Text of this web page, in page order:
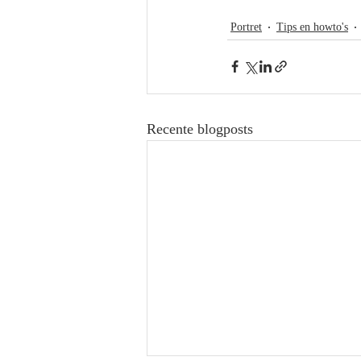
Portret Tips en howto's
Recente blogposts